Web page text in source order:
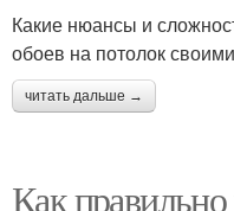
Какие нюансы и
обоев на потолок
читать дальше →
Как